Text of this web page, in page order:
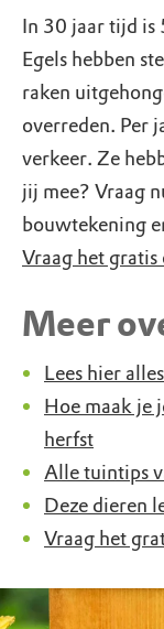
In 30 jaar tijd is
Egels hebben
raken
overreden. Per
verkeer. Ze
jij mee? Vraag
bouwtekening
Vraag het gratis
Meer
Lees hier
Hoe maak je
herfst
Alle tuintips
Deze dieren
Vraag het